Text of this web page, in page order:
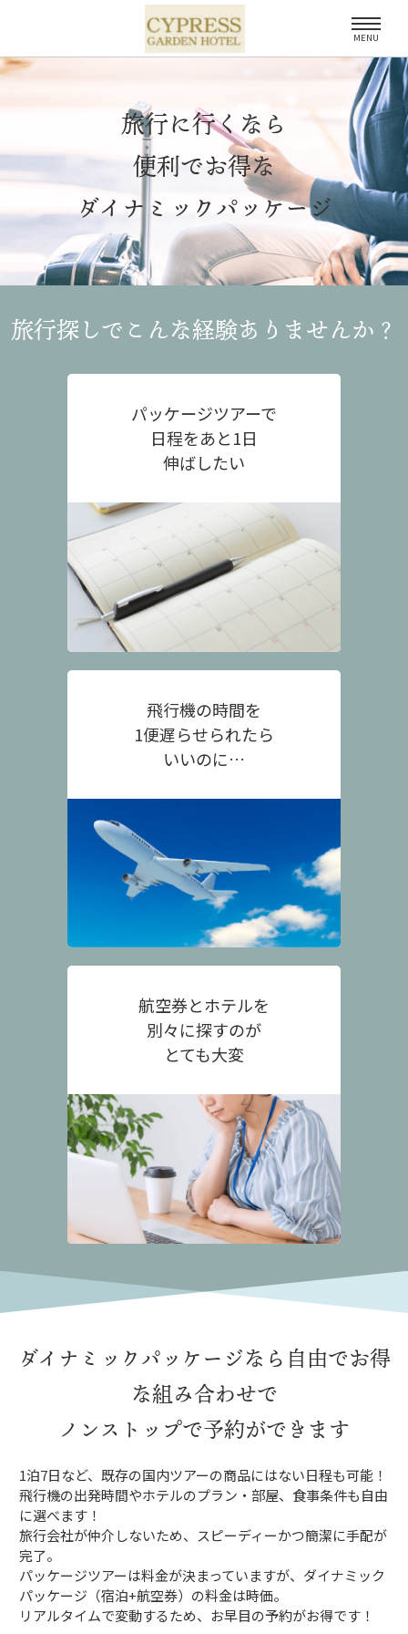
MENU
旅行に行くなら
便利でお得な
ダイナミックパッケージ
旅行探しでこんな経験ありませんか？
パッケージツアーで
日程をあと1日
伸ばしたい
飛行機の時間を
1便遅らせられたら
いいのに…
航空券とホテルを
別々に探すのが
とても大変
ダイナミックパッケージなら 自由でお得
な組み合わせで
ノンストップで予約ができます
1泊7日など、既存の国内ツアーの商品にはない日程も可能！
飛行機の出発時間やホテルのプラン・部屋、食事条件も自由
に選べます！
旅行会社が仲介しないため、スピーディーかつ簡潔に手配が
完了。
パッケージツアーは料金が決まっていますが、ダイナミック
パッケージ（宿泊+航空券）の料金は時価。
リアルタイムで変動するため、お早目の予約がお得です！